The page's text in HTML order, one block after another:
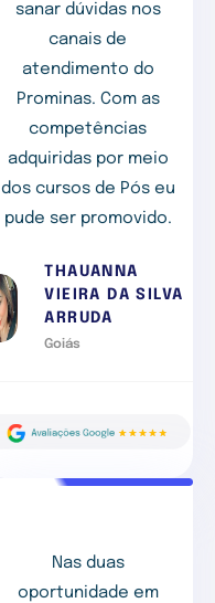
sanar dúvidas nos
canais de
atendimento do
Prominas. Com as
competências
adquiridas por meio
dos cursos de Pós eu
pude ser promovido.
THAUANNA
VIEIRA DA SILVA
ARRUDA
Goiás
Nas duas
oportunidade em